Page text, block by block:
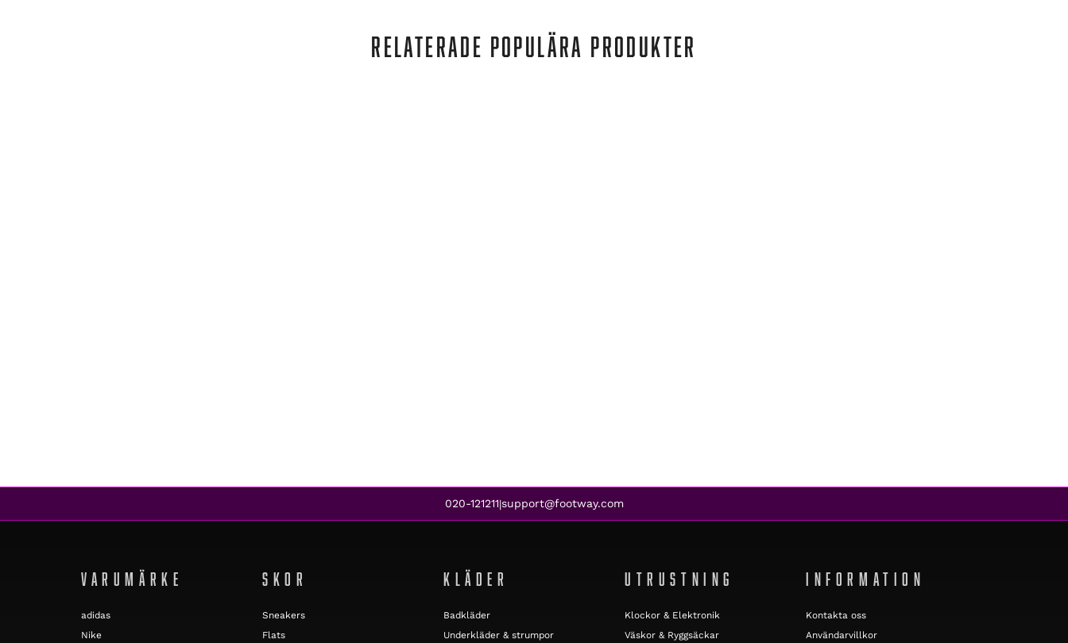
RELATERADE POPULÄRA PRODUKTER
020-121211|support@footway.com
VARUMÄRKE
adidas
Nike
SKOR
Sneakers
Flats
KLÄDER
Badkläder
Underkläder & strumpor
UTRUSTNING
Klockor & Elektronik
Väskor & Ryggsäckar
INFORMATION
Kontakta oss
Användarvillkor